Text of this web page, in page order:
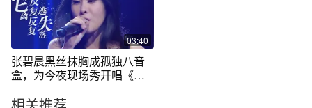
03:40
张碧晨黑丝抹胸成孤独八音
盒，为今夜现场秀开唱《胡